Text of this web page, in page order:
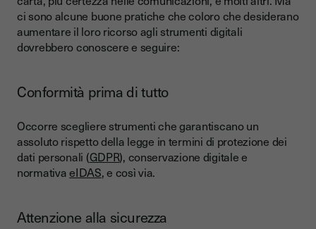
ci sono alcune buone pratiche che coloro che desiderano
aumentare il loro ricorso agli strumenti digitali
dovrebbero conoscere e seguire:
Conformità prima di tutto
Occorre scegliere strumenti che garantiscano un
assoluto rispetto della legge in termini di protezione dei
dati personali (GDPR), conservazione digitale e
normativaeIDAS, e così via.
Attenzione alla sicurezza